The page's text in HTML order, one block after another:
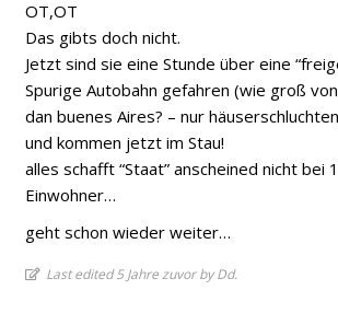
OT,OT
Das gibts doch nicht.
Jetzt sind sie eine Stunde über eine
Spurige Autobahn gefahren (wie groß
dan buenes Aires? – nur
und kommen jetzt im Stau!
alles schafft “Staat” anscheined nicht bei
Einwohner…
geht schon wieder weiter…
Last edited 5 Jahre zuvor by Dd.